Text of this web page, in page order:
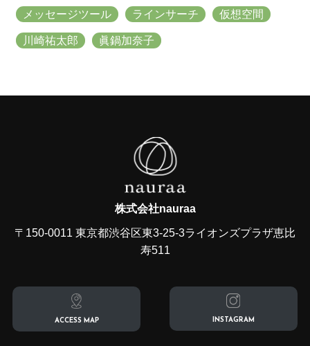
メッセージツール ラインサーチ 仮想空間
川崎祐太郎 眞鍋加奈子
株式会社nauraa
〒150-0011 東京都渋谷区東3-25-3ライオンズプラザ恵比
寿511
ACCESS MAP INSTAGRAM